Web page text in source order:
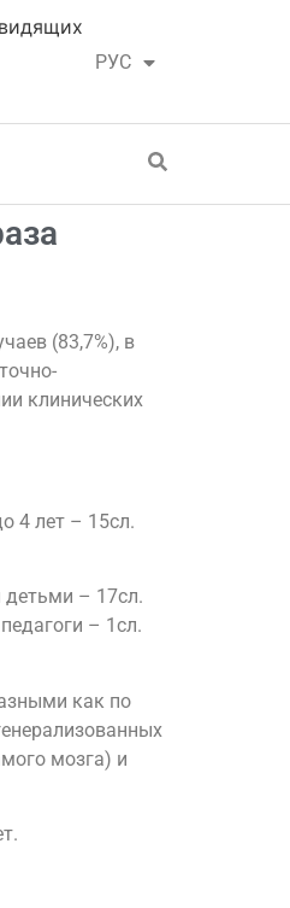
РУС
ҚАЗ
(83,7%), в
клинических
4 лет – 15сл.
детьми – 17сл.
– 1сл.
как по
мозга) и